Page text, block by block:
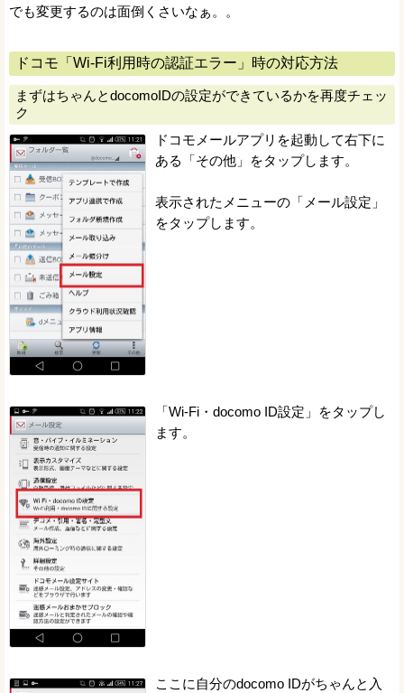
でも変更するのは面倒くさいなぁ。。
ドコモ「Wi-Fi利用時の認証エラー」時の対応方法
まずはちゃんとdocomoIDの設定ができているかを再度チェッ
ク
ドコモメールアプリを起動して右下に
ある「その他」をタップします。
表示されたメニューの「メール設定」
をタップします。
「Wi-Fi・docomo ID設定」をタップし
ます。
ここに自分のdocomo IDがちゃんと入